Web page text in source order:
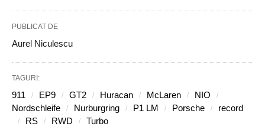
PUBLICAT DE
Aurel Niculescu
TAGURI:
911 EP9 GT2 Huracan McLaren
NIO
Nordschleife
Nurburgring P1 LM Porsche
record
RS
RWD Turbo